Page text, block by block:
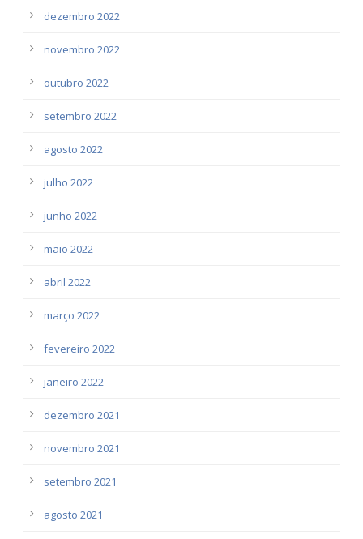
dezembro 2022
novembro 2022
outubro 2022
setembro 2022
agosto 2022
julho 2022
junho 2022
maio 2022
abril 2022
março 2022
fevereiro 2022
janeiro 2022
dezembro 2021
novembro 2021
setembro 2021
agosto 2021